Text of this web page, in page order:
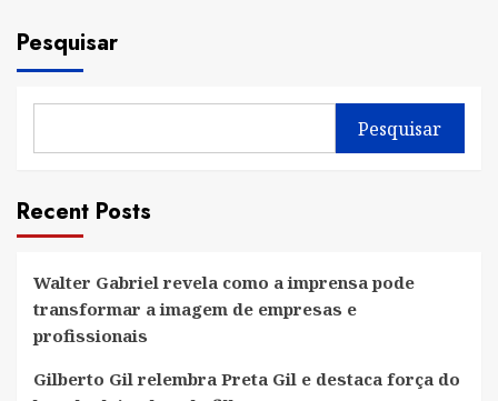
Pesquisar
Pesquisar
Recent Posts
Walter Gabriel revela como a imprensa pode
transformar a imagem de empresas e
profissionais
Gilberto Gil relembra Preta Gil e destaca força do